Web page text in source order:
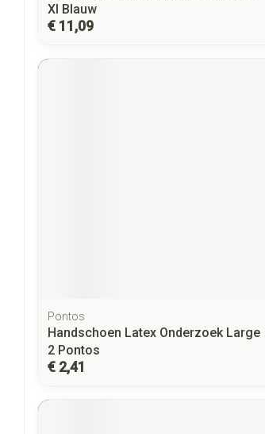
Xl Blauw
€ 11,09
Pontos
Handschoen Latex Onderzoek Large
2 Pontos
€ 2,41